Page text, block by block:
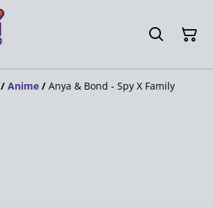
/ Anime / Anya & Bond - Spy X Family